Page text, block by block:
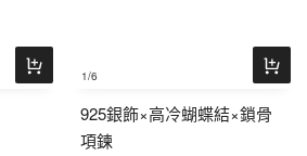
1/6
925銀飾×高冷蝴蝶結×鎖骨
項鍊